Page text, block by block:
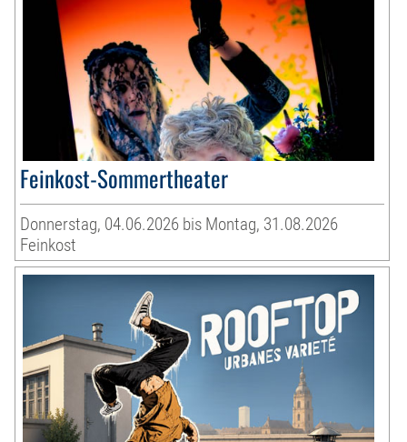
Feinkost-Sommertheater
Donnerstag, 04.06.2026 bis Montag, 31.08.2026
Feinkost